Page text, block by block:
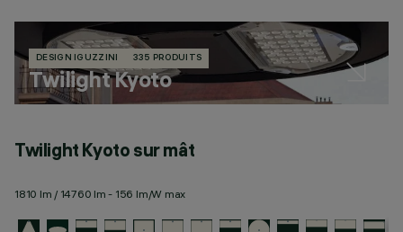
DESIGN IGUZZINI 335 PRODUITS
Twilight Kyoto
Twilight Kyoto sur mât
1810 lm / 14760 lm - 156 lm/W max